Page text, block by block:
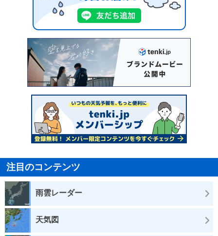
注目のコンテンツ
雨雲レーダー
天気図